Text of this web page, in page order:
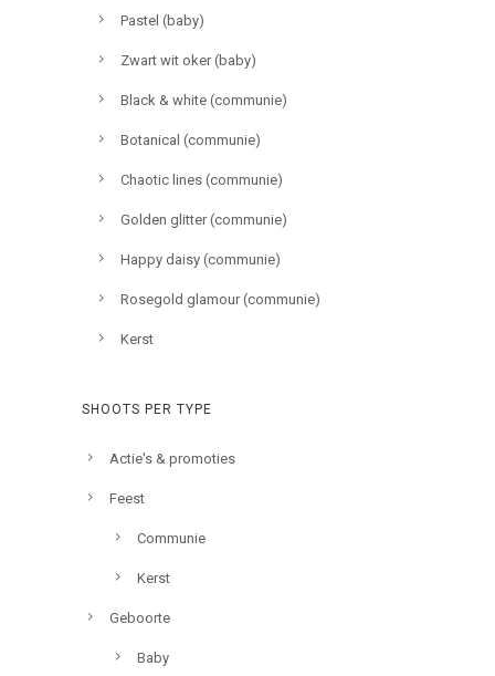
Pastel (baby)
Zwart wit oker (baby)
Black & white (communie)
Botanical (communie)
Chaotic lines (communie)
Golden glitter (communie)
Happy daisy (communie)
Rosegold glamour (communie)
Kerst
SHOOTS PER TYPE
Actie's & promoties
Feest
Communie
Kerst
Geboorte
Baby